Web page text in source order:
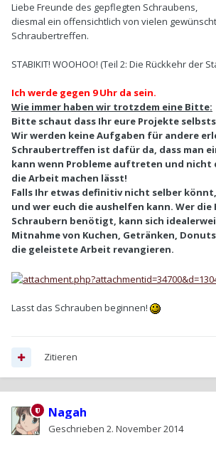
Liebe Freunde des gepflegten Schraubens,
diesmal ein offensichtlich von vielen
Schraubertreffen.
STABIKIT! WOOHOO! (Teil 2: Die Rückkehr der
Ich werde gegen 9 Uhr da sein.
Wie immer haben wir trotzdem eine Bitte:
Bitte schaut dass Ihr eure Projekte
Wir werden keine Aufgaben für andere
Schraubertreffen ist dafür da, dass man
kann wenn Probleme auftreten und nicht
die Arbeit machen lässt!
Falls Ihr etwas definitiv nicht selber
und wer euch die aushelfen kann. Wer
Schraubern benötigt, kann sich
Mitnahme von Kuchen, Getränken,
die geleistete Arbeit revangieren.
Lasst das Schrauben beginnen!
Zitieren
Nagah
Geschrieben 2. November 2014